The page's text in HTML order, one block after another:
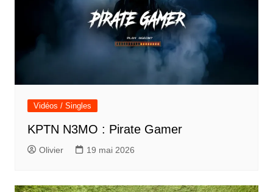
Vidéos / Singles
KPTN N3MO : Pirate Gamer
Olivier 19 mai 2026